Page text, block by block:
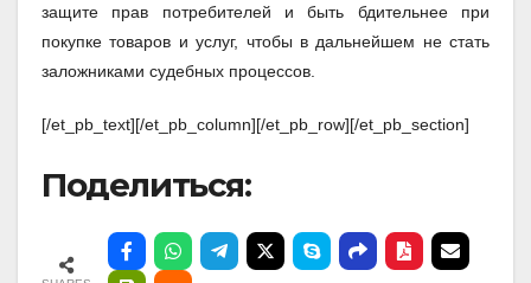
защите прав потребителей и быть бдительнее при
покупке товаров и услуг, чтобы в дальнейшем не стать
заложниками судебных процессов.
[/et_pb_text][/et_pb_column][/et_pb_row][/et_pb_section]
Поделиться: